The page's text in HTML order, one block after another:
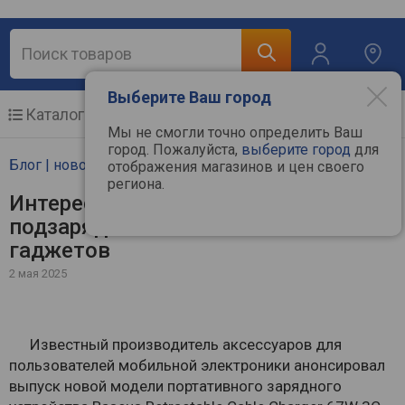
Выберите Ваш город
Мы не смогли точно определить Ваш
город. Пожалуйста, выберите город для
отображения магазинов и цен своего
региона.
Каталог
Блог | новости | статьи
Интересная новинка Baseus для
подзарядки мобильных
гаджетов
2 мая 2025
Известный производитель аксессуаров для
пользователей мобильной электроники анонсировал
выпуск новой модели портативного зарядного